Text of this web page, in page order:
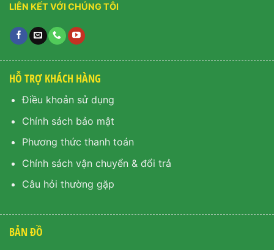
LIÊN KẾT VỚI CHÚNG TÔI
HỖ TRỢ KHÁCH HÀNG
Điều khoản sử dụng
Chính sách bảo mật
Phương thức thanh toán
Chính sách vận chuyển & đổi trả
Câu hỏi thường gặp
BẢN ĐỒ